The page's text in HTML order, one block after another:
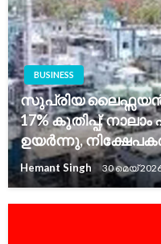
BUSINESS
സുപ്രിയ
17% കുതിപ്പ്; നാലാം
ഉയർന്നു,
Hemant Singh 30 മെയ്‌